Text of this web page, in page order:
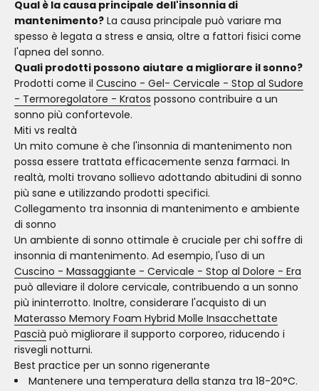
Qual è la causa principale dell'insonnia di
mantenimento? La causa principale può variare ma
spesso è legata a stress e ansia, oltre a fattori fisici come
l'apnea del sonno.
Quali prodotti possono aiutare a migliorare il sonno?
Prodotti come il Cuscino - Gel- Cervicale - Stop al Sudore
- Termoregolatore - Kratos possono contribuire a un
sonno più confortevole.
Miti vs realtà
Un mito comune è che l'insonnia di mantenimento non
possa essere trattata efficacemente senza farmaci. In
realtà, molti trovano sollievo adottando abitudini di sonno
più sane e utilizzando prodotti specifici.
Collegamento tra insonnia di mantenimento e ambiente
di sonno
Un ambiente di sonno ottimale è cruciale per chi soffre di
insonnia di mantenimento. Ad esempio, l'uso di un
Cuscino - Massaggiante - Cervicale - Stop al Dolore - Era
può alleviare il dolore cervicale, contribuendo a un sonno
più ininterrotto. Inoltre, considerare l'acquisto di un
Materasso Memory Foam Hybrid Molle Insacchettate
Pascià può migliorare il supporto corporeo, riducendo i
risvegli notturni.
Best practice per un sonno rigenerante
Mantenere una temperatura della stanza tra 18-20°C.